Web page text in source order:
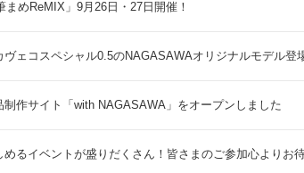
まめReMIX」9月26日・27日開催！
ェコスペシャル0.5のNAGASAWAオリジナルモデル登
作サイト「with NAGASAWA」をオープンしました
るイベントが盛りだくさん！皆さまのご参加心よりお